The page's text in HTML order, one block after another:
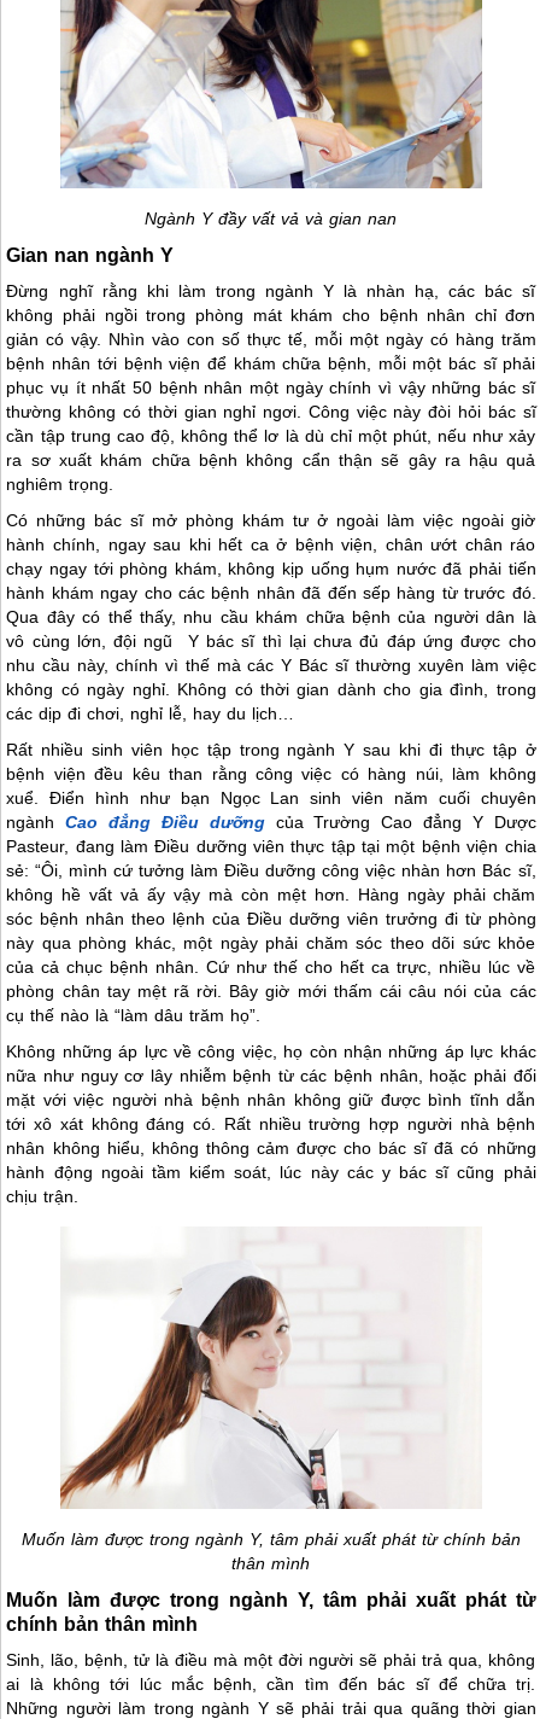
Ngành Y đầy vất vả và gian nan
Gian nan ngành Y
Đừng nghĩ rằng khi làm trong ngành Y là nhàn hạ, các bác sĩ
không phải ngồi trong phòng mát khám cho bệnh nhân chỉ đơn
giản có vậy. Nhìn vào con số thực tế, mỗi một ngày có hàng trăm
bệnh nhân tới bệnh viện để khám chữa bệnh, mỗi một bác sĩ phải
phục vụ ít nhất 50 bệnh nhân một ngày chính vì vậy những bác sĩ
thường không có thời gian nghỉ ngơi. Công việc này đòi hỏi bác sĩ
cần tập trung cao độ, không thể lơ là dù chỉ một phút, nếu như xảy
ra sơ xuất khám chữa bệnh không cẩn thận sẽ gây ra hậu quả
nghiêm trọng.
Có những bác sĩ mở phòng khám tư ở ngoài làm việc ngoài giờ
hành chính, ngay sau khi hết ca ở bệnh viện, chân ướt chân ráo
chạy ngay tới phòng khám, không kịp uống hụm nước đã phải tiến
hành khám ngay cho các bệnh nhân đã đến sếp hàng từ trước đó.
Qua đây có thể thấy, nhu cầu khám chữa bệnh của người dân là
vô cùng lớn, đội ngũ Y bác sĩ thì lại chưa đủ đáp ứng được cho
nhu cầu này, chính vì thế mà các Y Bác sĩ thường xuyên làm việc
không có ngày nghỉ. Không có thời gian dành cho gia đình, trong
các dịp đi chơi, nghỉ lễ, hay du lịch…
Rất nhiều sinh viên học tập trong ngành Y sau khi đi thực tập ở
bệnh viện đều kêu than rằng công việc có hàng núi, làm không
xuể. Điển hình như bạn Ngọc Lan sinh viên năm cuối chuyên
ngànhCao đẳng Điều dưỡngcủa Trường Cao đẳng Y Dược
Pasteur, đang làm Điều dưỡng viên thực tập tại một bệnh viện chia
sẻ: “Ôi, mình cứ tưởng làm Điều dưỡng công việc nhàn hơn Bác sĩ,
không hề vất vả ấy vậy mà còn mệt hơn. Hàng ngày phải chăm
sóc bệnh nhân theo lệnh của Điều dưỡng viên trưởng đi từ phòng
này qua phòng khác, một ngày phải chăm sóc theo dõi sức khỏe
của cả chục bệnh nhân. Cứ như thế cho hết ca trực, nhiều lúc về
phòng chân tay mệt rã rời. Bây giờ mới thấm cái câu nói của các
cụ thế nào là “làm dâu trăm họ”.
Không những áp lực về công việc, họ còn nhận những áp lực khác
nữa như nguy cơ lây nhiễm bệnh từ các bệnh nhân, hoặc phải đối
mặt với việc người nhà bệnh nhân không giữ được bình tĩnh dẫn
tới xô xát không đáng có. Rất nhiều trường hợp người nhà bệnh
nhân không hiểu, không thông cảm được cho bác sĩ đã có những
hành động ngoài tầm kiểm soát, lúc này các y bác sĩ cũng phải
chịu trận.
Muốn làm được trong ngành Y, tâm phải xuất phát từ chính bản
thân mình
Muốn làm được trong ngành Y, tâm phải xuất phát từ
chính bản thân mình
Sinh, lão, bệnh, tử là điều mà một đời người sẽ phải trả qua, không
ai là không tới lúc mắc bệnh, cần tìm đến bác sĩ để chữa trị.
Những người làm trong ngành Y sẽ phải trải qua quãng thời gian